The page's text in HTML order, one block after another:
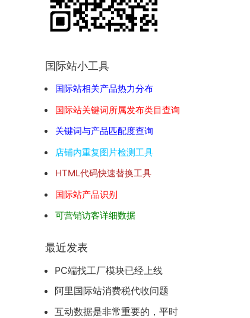
国际站小工具
国际站相关产品热力分布
国际站关键词所属发布类目查询
关键词与产品匹配度查询
店铺内重复图片检测工具
HTML代码快速替换工具
国际站产品识别
可营销访客详细数据
最近发表
PC端找工厂模块已经上线
阿里国际站消费税代收问题
互动数据是非常重要的，平时